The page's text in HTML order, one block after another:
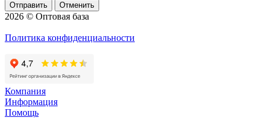
Отменить
2026 © Оптовая база
Политика конфиденциальности
Компания
Информация
Помощь